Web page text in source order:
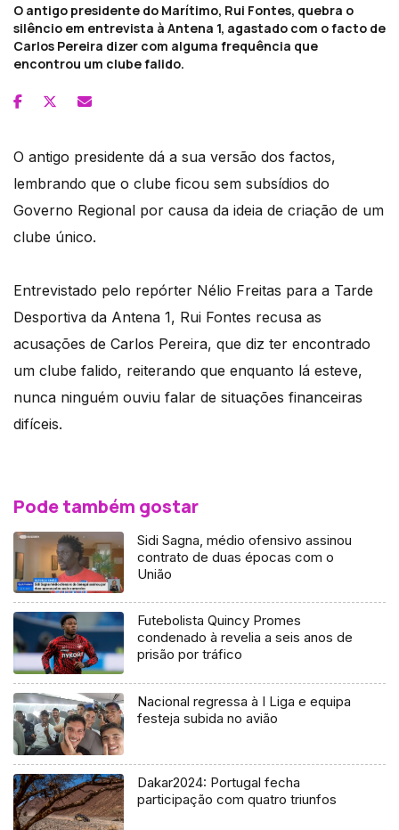
O antigo presidente do Marítimo, Rui Fontes, quebra o
silêncio em entrevista à Antena 1, agastado com o facto de
Carlos Pereira dizer com alguma frequência que
encontrou um clube falido.
O antigo presidente dá a sua versão dos factos,
lembrando que o clube ficou sem subsídios do
Governo Regional por causa da ideia de criação de um
clube único.
Entrevistado pelo repórter Nélio Freitas para a Tarde
Desportiva da Antena 1, Rui Fontes recusa as
acusações de Carlos Pereira, que diz ter encontrado
um clube falido, reiterando que enquanto lá esteve,
nunca ninguém ouviu falar de situações financeiras
difíceis.
Pode também gostar
Sidi Sagna, médio ofensivo assinou
contrato de duas épocas com o
União
Futebolista Quincy Promes
condenado à revelia a seis anos de
prisão por tráfico
Nacional regressa à I Liga e equipa
festeja subida no avião
Dakar2024: Portugal fecha
participação com quatro triunfos